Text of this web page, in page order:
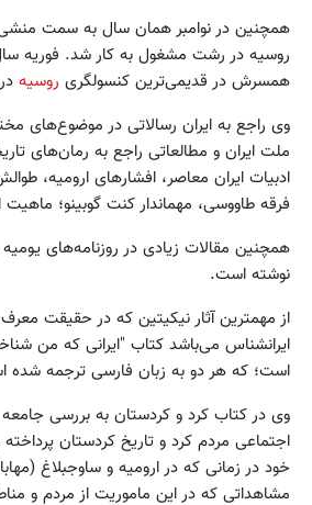
همچنین در نوامبر همان سال به سمت
روسیه در رشت مشغول به کار شد. فوریه
همسرش در قدیمی‌ترین کنسولگری روسیه
وی راجع به ایران رسالاتی در موضوع‌های
ملت ایران و مطالعاتی راجع به رمان‌های
ادبیات ایران معاصر، افشارهای ارومیه،
فرقه طاووسی، مهماندار کنت گوبینو؛
همچنین مقالات زیادی در روزنامه‌های
نوشته است.
از مهمترین آثار نیکیتین که در حقیقت
ایرانشناس می‌باشد کتاب "ایرانی که من
است؛ که هر دو به زبان فارسی ترجمه شده
وی در کتاب کرد و کردستان به بررسی
اجتماعی مردم کرد و تاریخ کردستان پرداخته
خود در زمانی که در ارومیه و ساوجبلاغ
مشاهداتی که در این ماموریت از مردم و